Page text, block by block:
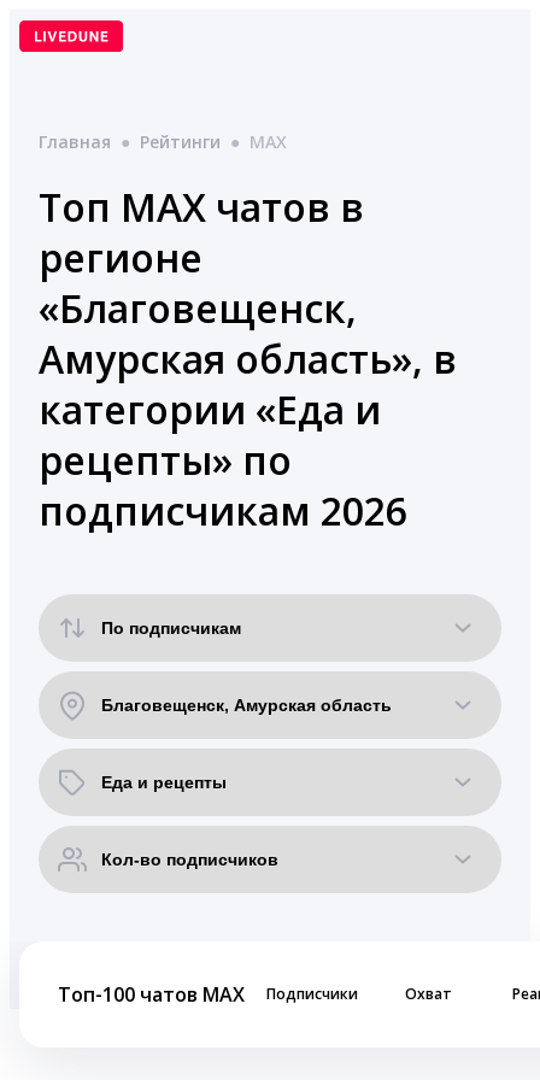
Перейти
Главная ● Рейтинги ● MAX
Топ MAX чатов в
регионе
«Благовещенск,
Амурская область», в
категории «Еда и
рецепты» по
подписчикам 2026
Топ-100 чатов MAX Подписчики Охват